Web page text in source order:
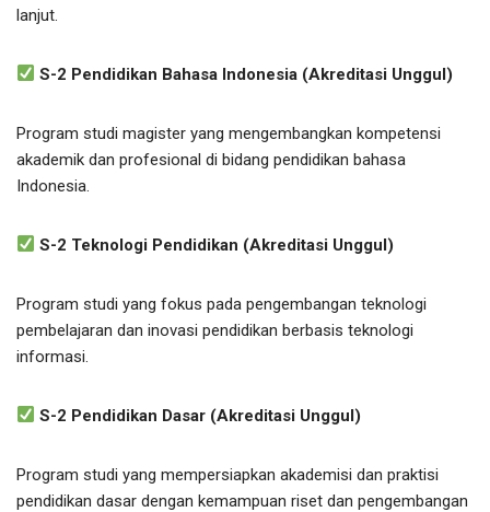
lanjut.
S-2 Pendidikan Bahasa Indonesia (Akreditasi Unggul)
Program studi magister yang mengembangkan kompetensi
akademik dan profesional di bidang pendidikan bahasa
Indonesia.
S-2 Teknologi Pendidikan (Akreditasi Unggul)
Program studi yang fokus pada pengembangan teknologi
pembelajaran dan inovasi pendidikan berbasis teknologi
informasi.
S-2 Pendidikan Dasar (Akreditasi Unggul)
Program studi yang mempersiapkan akademisi dan praktisi
pendidikan dasar dengan kemampuan riset dan pengembangan